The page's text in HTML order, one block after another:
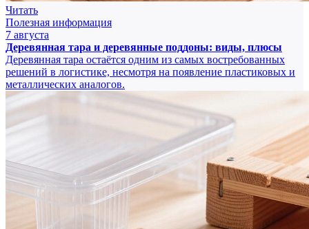
Читать
Полезная информация
7 августа
Деревянная тара и деревянные поддоны: виды, плюсы
Деревянная тара остаётся одним из самых востребованных
решений в логистике, несмотря на появление пластиковых и
металлических аналогов.